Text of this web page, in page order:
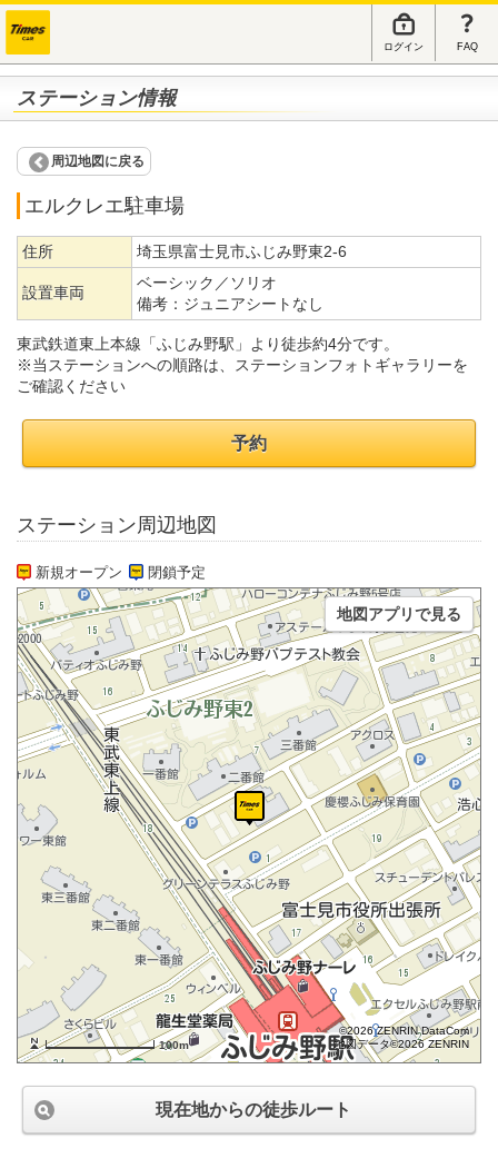
ログイン FAQ
ステーション情報
周辺地図に戻る
エルクレエ駐車場
住所 埼玉県富士見市ふじみ野東2-6
設置車両
ベーシック／ソリオ
備考： ジュニアシートなし
東武鉄道東上本線「ふじみ野駅」より徒歩約4分です。
※当ステーションへの順路は、ステーションフォトギャラリーを
ご確認ください
予約
ステーション周辺地図
新規オープン 閉鎖予定
100m
©2026 ZENRIN DataCom
地図データ©2026 ZENRIN
地図アプリで見る
現在地からの徒歩ルート